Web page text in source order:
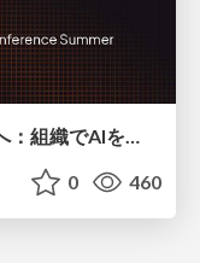
AI駆動開発は個人技からチーム戦へ：組織でAIを使いこなすための実践設計
0 460